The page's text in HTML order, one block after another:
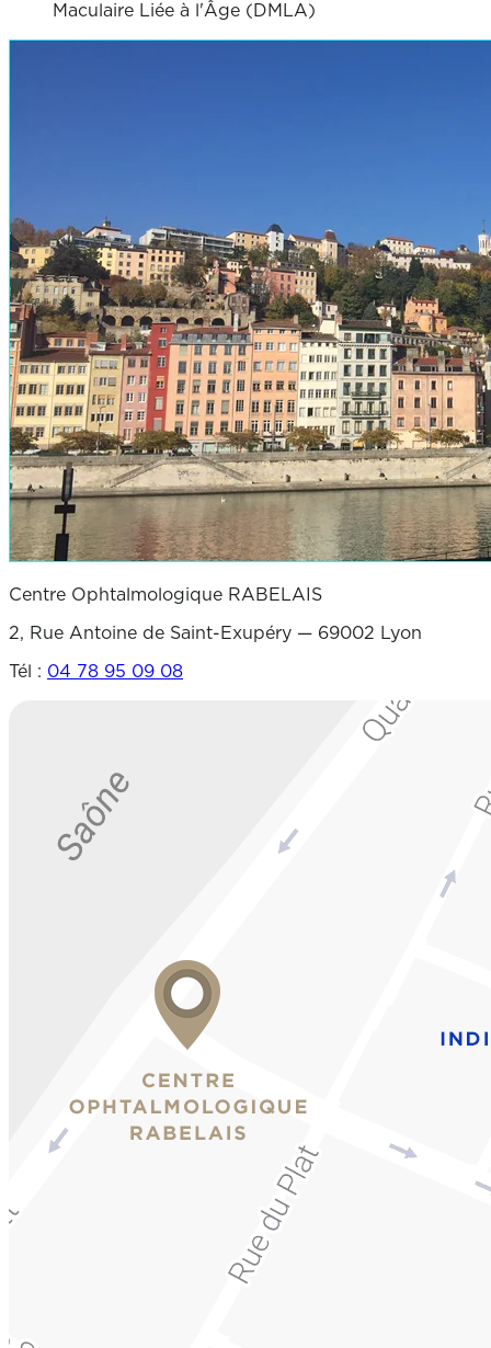
Maculaire Liée à l'Âge (DMLA)
Centre Ophtalmologique RABELAIS
2, Rue Antoine de Saint-Exupéry — 69002 Lyon
Tél : 04 78 95 09 08